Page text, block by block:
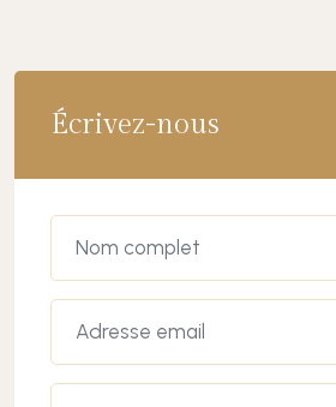
Écrivez-nous